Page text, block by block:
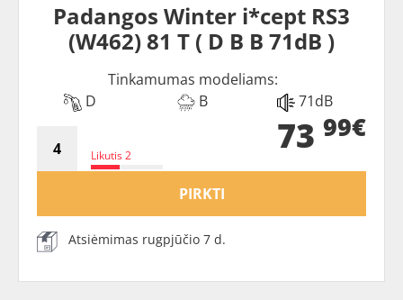
Padangos Winter i*cept RS3
(W462) 81 T ( D B B 71dB )
Tinkamumas modeliams:
D
B 71dB
Likutis 2 73 99€
PIRKTI
Atsiėmimas rugpjūčio 7 d.